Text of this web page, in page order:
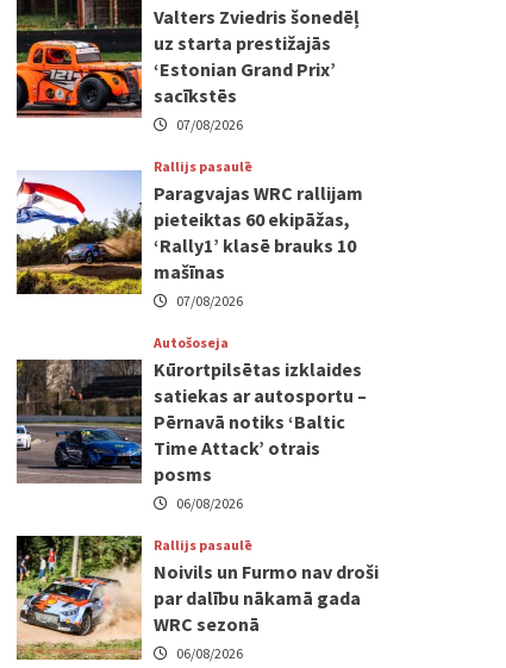
Valters Zviedris šonedēļ
uz starta prestižajās
‘Estonian Grand Prix’
sacīkstēs
07/08/2026
Rallijs pasaulē
Paragvajas WRC rallijam
pieteiktas 60 ekipāžas,
‘Rally1’ klasē brauks 10
mašīnas
07/08/2026
Autošoseja
Kūrortpilsētas izklaides
satiekas ar autosportu –
Pērnavā notiks ‘Baltic
Time Attack’ otrais
posms
06/08/2026
Rallijs pasaulē
Noivils un Furmo nav droši
par dalību nākamā gada
WRC sezonā
06/08/2026